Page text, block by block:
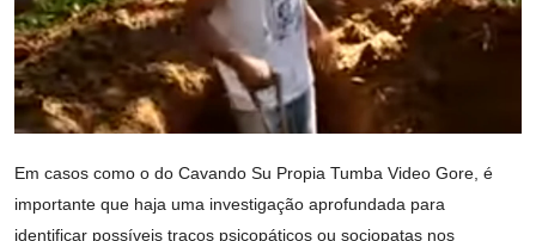
Em casos como o do Cavando Su Propia Tumba Video Gore, é
importante que haja uma investigação aprofundada para
identificar possíveis traços psicopáticos ou sociopatas nos